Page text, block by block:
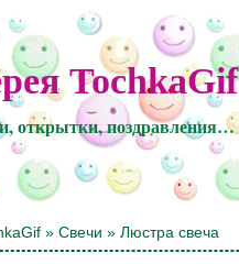
TochkaGif
открытки, поздравления…
»Свечи » Люстра свеча